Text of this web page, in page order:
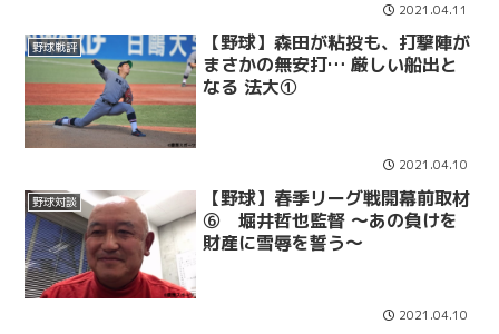
2021.04.11
野球戦評
【野球】森田が粘投も、打撃陣が
まさかの無安打… 厳しい船出と
なる 法大①
2021.04.10
野球対談
【野球】春季リーグ戦開幕前取材
⑥ 堀井哲也監督 〜あの負けを
財産に雪辱を誓う〜
2021.04.10